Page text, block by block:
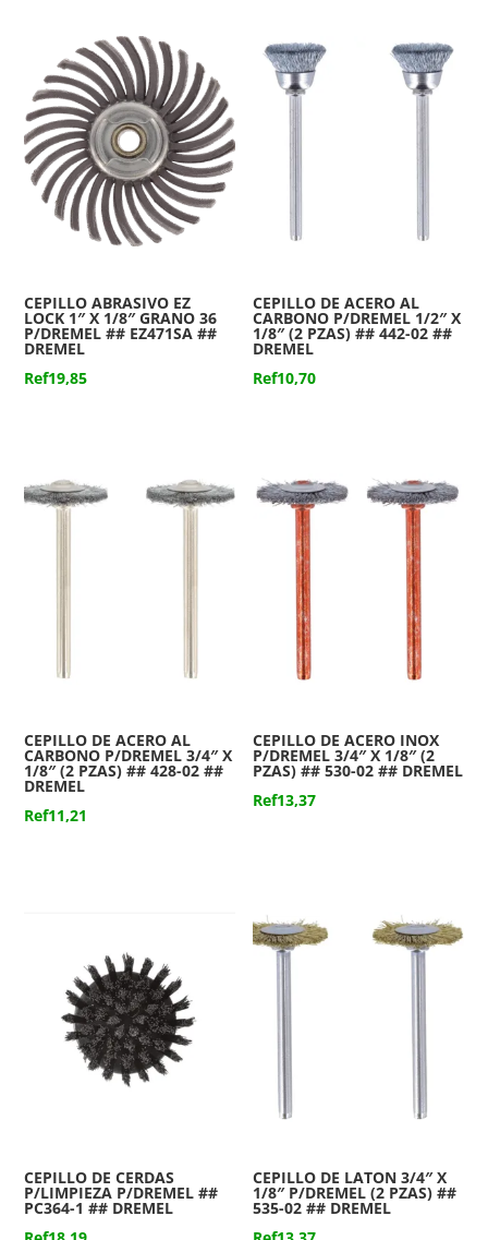
CEPILLO ABRASIVO EZ
LOCK 1″ X 1/8″ GRANO 36
P/DREMEL ## EZ471SA ##
DREMEL
Ref19,85
CEPILLO DE ACERO AL
CARBONO P/DREMEL 1/2″ X
1/8″ (2 PZAS) ## 442-02 ##
DREMEL
Ref10,70
CEPILLO DE ACERO AL
CARBONO P/DREMEL 3/4″ X
1/8″ (2 PZAS) ## 428-02 ##
DREMEL
Ref11,21
CEPILLO DE ACERO INOX
P/DREMEL 3/4″ X 1/8″ (2
PZAS) ## 530-02 ## DREMEL
Ref13,37
CEPILLO DE CERDAS
P/LIMPIEZA P/DREMEL ##
PC364-1 ## DREMEL
CEPILLO DE LATON 3/4″ X
1/8″ P/DREMEL (2 PZAS) ##
535-02 ## DREMEL